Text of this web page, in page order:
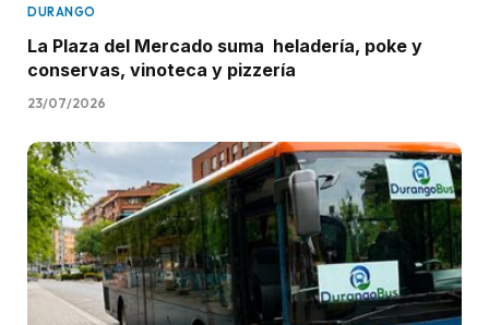
DURANGO
La Plaza del Mercado suma heladería, poke y
conservas, vinoteca y pizzería
23/07/2026